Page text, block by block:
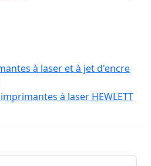
à laser et à jet d'encre
à laser HEWLETT